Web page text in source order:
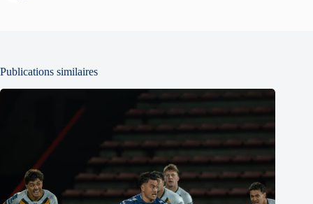
Publications similaires